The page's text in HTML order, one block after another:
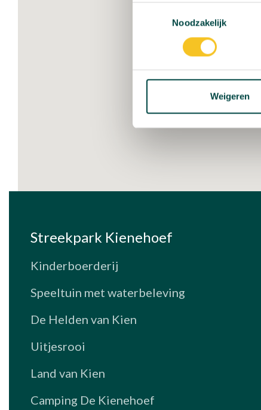
Noodzakelijk
Weigeren
Streekpark Kienehoef
Kinderboerderij
Speeltuin met waterbeleving
De Helden van Kien
Uitjesrooi
Land van Kien
Camping De Kienehoef